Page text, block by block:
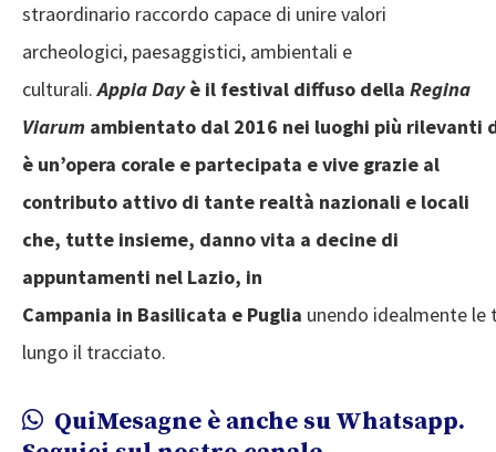
straordinario raccordo capace di unire valori
archeologici, paesaggistici, ambientali e
culturali.Appia Dayè il festival diffuso della Regina
Viarum ambientato dal 2016 nei luoghi più rilevanti
è un’opera corale e partecipata e vive grazie al
contributo attivo di tante realtà nazionali e locali
che, tutte insieme, danno vita a decine di
appuntamenti nel Lazio, in
Campania in Basilicata e Puglia unendo idealmente
lungo il tracciato.
QuiMesagne è anche su Whatsapp.